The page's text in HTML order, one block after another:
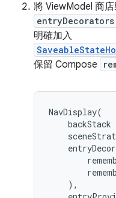
將 ViewModel 商
entryDecorators
明確加入
保留 Compose
NavDisplay(
backStack
),